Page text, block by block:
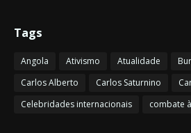
Tags
Angola Ativismo Atualidade
Carlos Alberto
Carlos Saturnino
Celebridades internacionais
combate